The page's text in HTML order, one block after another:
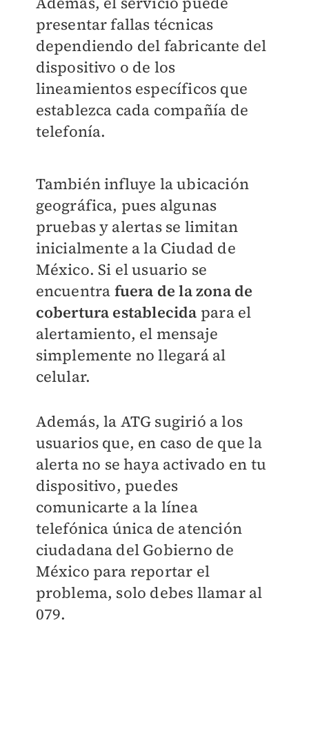
presentar fallas técnicas
dependiendo del fabricante del
dispositivo o de los
lineamientos específicos que
establezca cada compañía de
telefonía.
También influye la ubicación
geográfica, pues algunas
pruebas y alertas se limitan
inicialmente a la Ciudad de
México. Si el usuario se
encuentra fuera de la zona de
cobertura establecida para el
alertamiento, el mensaje
simplemente no llegará al
celular.
Además, la ATG sugirió a los
usuarios que, en caso de que la
alerta no se haya activado en tu
dispositivo, puedes
comunicarte a la línea
telefónica única de atención
ciudadana del Gobierno de
México para reportar el
problema, solo debes llamar al
079.